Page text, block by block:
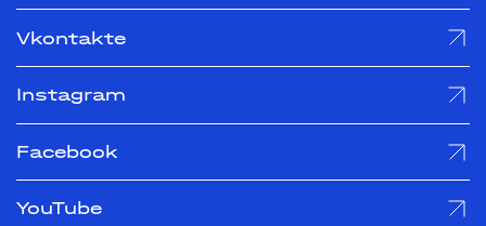
Vkontakte
Instagram
Facebook
YouTube